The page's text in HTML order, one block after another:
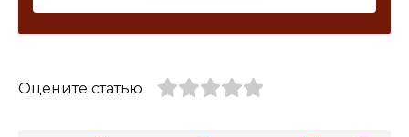
Оцените статью